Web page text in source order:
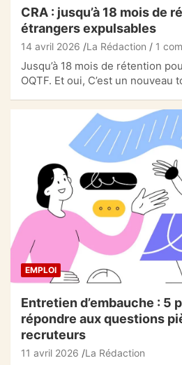
CRA : jusqu’à 18 mois de
étrangers expulsables
14 avril 2026 La Rédaction 1
Jusqu’à 18 mois de rétention
OQTF. Et oui, C’est un nouveau
EMPLOI
Entretien d’embauche : 5
répondre aux questions
recruteurs
11 avril 2026 La Rédaction